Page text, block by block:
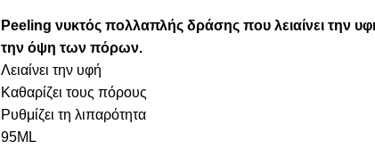
Peeling νυκτός πολλαπλής δράσης που λειαίνει την
την όψη των πόρων.
Λειαίνει την υφή
Καθαρίζει τους πόρους
Ρυθμίζει τη λιπαρότητα
95ML